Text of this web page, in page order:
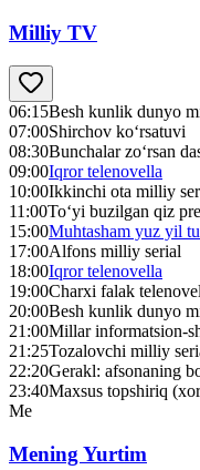
Milliy TV
06:15Besh kunlik dunyo
07:00Shirchov ko‘rsatuvi
08:30Bunchalar zo‘rsan
09:00Iqror telenovella
10:00Ikkinchi ota milliy
11:00To‘yi buzilgan qiz
15:00Muhtasham yuz yil
17:00Alfons milliy serial
18:00Iqror telenovella
19:00Charxi falak
20:00Besh kunlik dunyo
21:00Millar informatsion-
21:25Tozalovchi milliy
22:20Gerakl: afsonaning
23:40Maxsus topshiriq
Me
Mening Yurtim